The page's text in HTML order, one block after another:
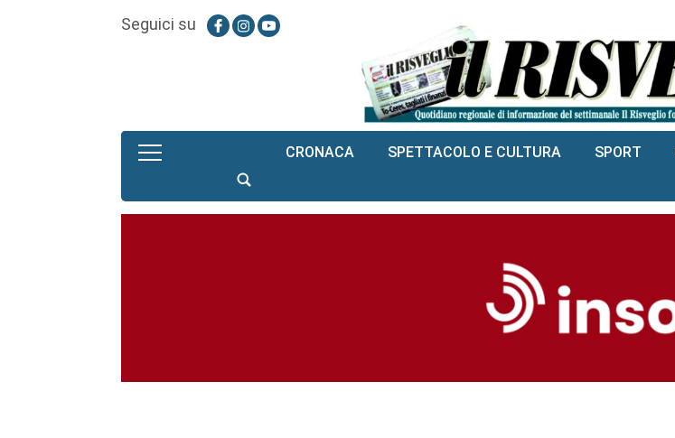
Seguici su
CRONACA SPETTACOLO E CULTURA SPORT